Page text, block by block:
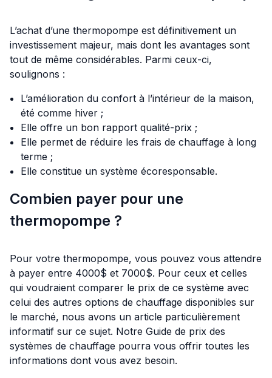
L’achat d’une thermopompe est définitivement un
investissement majeur, mais dont les avantages sont
tout de même considérables. Parmi ceux-ci,
soulignons :
L’amélioration du confort à l’intérieur de la maison,
été comme hiver ;
Elle offre un bon rapport qualité-prix ;
Elle permet de réduire les frais de chauffage à long
terme ;
Elle constitue un système écoresponsable.
Combien payer pour une
thermopompe ?
Pour votre thermopompe, vous pouvez vous attendre
à payer entre 4000$ et 7000$. Pour ceux et celles
qui voudraient comparer le prix de ce système avec
celui des autres options de chauffage disponibles sur
le marché, nous avons un article particulièrement
informatif sur ce sujet. Notre Guide de prix des
systèmes de chauffage pourra vous offrir toutes les
informations dont vous avez besoin.